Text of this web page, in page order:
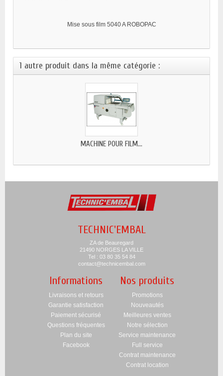
Mise sous film 5040 A ROBOPAC
1 autre produit dans la même catégorie :
MACHINE POUR FILM...
TECHNIC'EMBAL
ZA de Beauregard
21490 NORGES LA VILLE
Tel : 03 80 35 54 84
contact@technicembal.com
Informations
Livraisons et retours
Garantie satisfaction
Paiement sécurisé
Questions fréquentes
Plan du site
Facebook
Nos produits
Promotions
Nouveautés
Meilleures ventes
Notre sélection
Service maintenance
Full service
Contrat maintenance
Contrat location